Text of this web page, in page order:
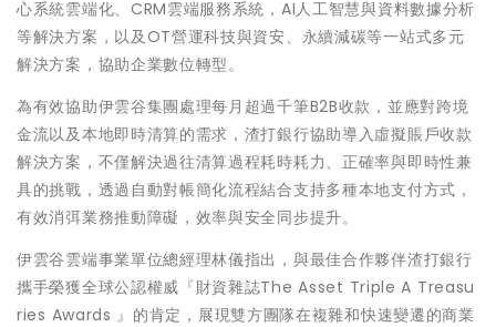
心系統雲端化、CRM雲端服務系統，AI人工智慧與資料數據分析
等解決方案，以及OT營運科技與資安、永續減碳等一站式多元
解決方案，協助企業數位轉型。
為有效協助伊雲谷集團處理每月超過千筆B2B收款，並應對跨境
金流以及本地即時清算的需求，渣打銀行協助導入虛擬賬戶收款
解決方案，不僅解決過往清算過程耗時耗力、正確率與即時性兼
具的挑戰，透過自動對帳簡化流程結合支持多種本地支付方式，
有效消弭業務推動障礙，效率與安全同步提升。
伊雲谷雲端事業單位總經理林儀指出，與最佳合作夥伴渣打銀行
攜手榮獲全球公認權威『財資雜誌The Asset Triple A Treasu
ries Awards 』的肯定，展現雙方團隊在複雜和快速變遷的商業